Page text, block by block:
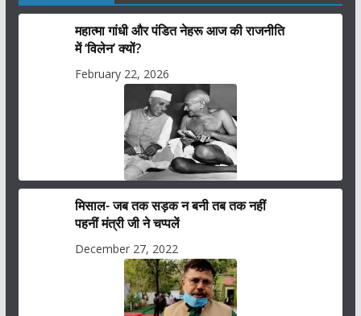
महात्मा गांधी और पंडित नेहरू आज की राजनीति
में ‘विलेन’ क्यों?
February 22, 2026
मिसाल- जब तक सड़क न बनी तब तक नहीं
पहनीं मंत्री जी ने चप्पलें
December 27, 2022